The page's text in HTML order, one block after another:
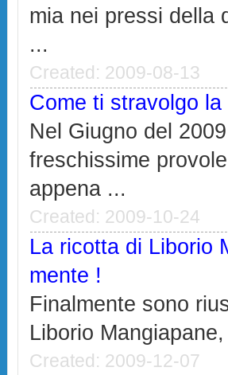
mia nei pressi della
...
Created: 2009-08-13
Come ti stravolgo
Nel Giugno del
freschissime
appena ...
Created: 2009-10-24
La ricotta di Liborio
mente !
Finalmente sono
Liborio
Created: 2009-12-07